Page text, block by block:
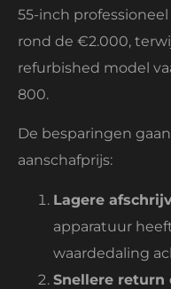
55-inch
rond de €2.000,
refurbished model
800.
De besparingen
aanschafprijs:
Lagere
apparatuur
waardedaling
Snellere return